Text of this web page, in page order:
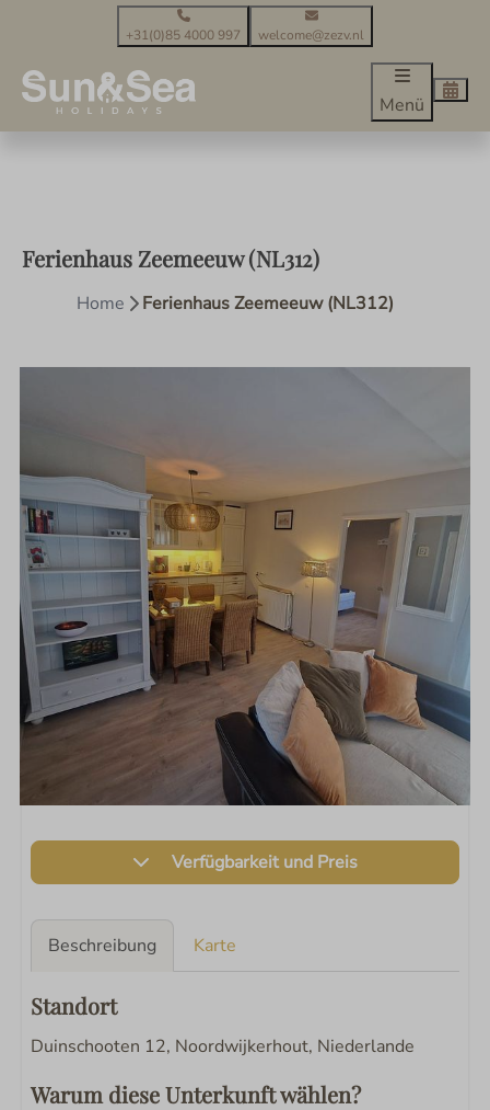
+31(0)85 4000 997 welcome@zezv.nl
Menü
Ferienhaus Zeemeeuw (NL312)
Home Ferienhaus Zeemeeuw (NL312)
Verfügbarkeit und Preis
Beschreibung Karte
Standort
Duinschooten 12, Noordwijkerhout, Niederlande
Warum diese Unterkunft wählen?